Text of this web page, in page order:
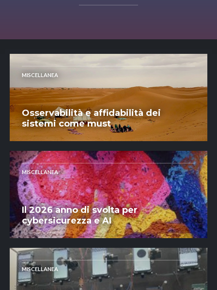
MISCELLANEA
Osservabilità e affidabilità dei
sistemi come must
MISCELLANEA
Il 2026 anno di svolta per
cybersicurezza e AI
MISCELLANEA